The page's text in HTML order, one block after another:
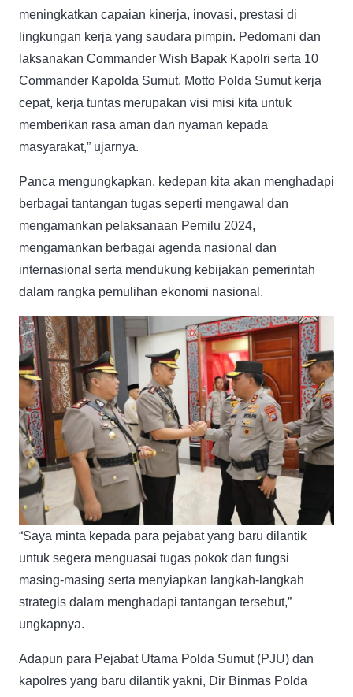
meningkatkan capaian kinerja, inovasi, prestasi di
lingkungan kerja yang saudara pimpin. Pedomani dan
laksanakan Commander Wish Bapak Kapolri serta 10
Commander Kapolda Sumut. Motto Polda Sumut kerja
cepat, kerja tuntas merupakan visi misi kita untuk
memberikan rasa aman dan nyaman kepada
masyarakat,” ujarnya.
Panca mengungkapkan, kedepan kita akan menghadapi
berbagai tantangan tugas seperti mengawal dan
mengamankan pelaksanaan Pemilu 2024,
mengamankan berbagai agenda nasional dan
internasional serta mendukung kebijakan pemerintah
dalam rangka pemulihan ekonomi nasional.
“Saya minta kepada para pejabat yang baru dilantik
untuk segera menguasai tugas pokok dan fungsi
masing-masing serta menyiapkan langkah-langkah
strategis dalam menghadapi tantangan tersebut,”
ungkapnya.
Adapun para Pejabat Utama Polda Sumut (PJU) dan
kapolres yang baru dilantik yakni, Dir Binmas Polda